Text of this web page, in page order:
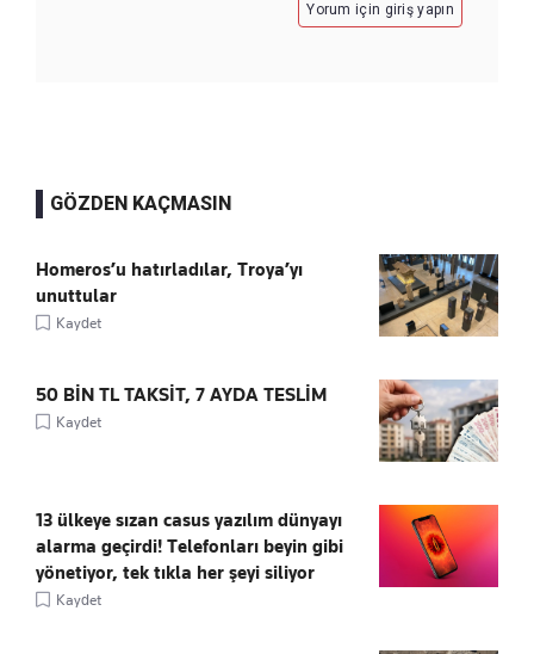
Yorum için giriş yapın
GÖZDEN KAÇMASIN
Homeros’u hatırladılar, Troya’yı
unuttular
Kaydet
50 BİN TL TAKSİT, 7 AYDA TESLİM
Kaydet
13 ülkeye sızan casus yazılım dünyayı
alarma geçirdi! Telefonları beyin gibi
yönetiyor, tek tıkla her şeyi siliyor
Kaydet